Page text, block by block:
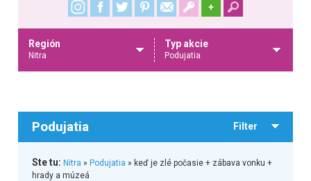
+
Región
Nitra
Typ akcie
Podujatia
Podujatia Filter
Ste tu: Nitra » Podujatia » keď je zlé počasie + zábava vonku +
hrady a múzeá